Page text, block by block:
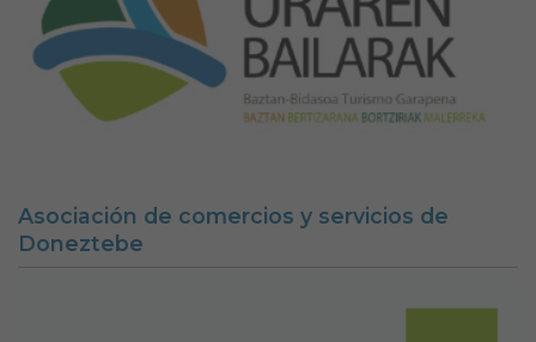
Asociación de comercios y servicios de
Doneztebe